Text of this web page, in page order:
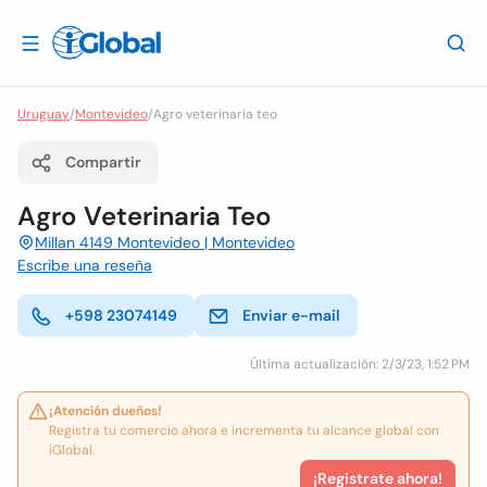
Uruguay/Montevideo/Agro veterinaria teo
Compartir
Agro Veterinaria Teo
Millan 4149 Montevideo | Montevideo
Escribe una reseña
+598 23074149 Enviar e-mail
Última actualización: 2/3/23, 1:52 PM
¡Atención dueños!
Registra tu comercio ahora e incrementa tu alcance global con
iGlobal.
¡Registrate ahora!